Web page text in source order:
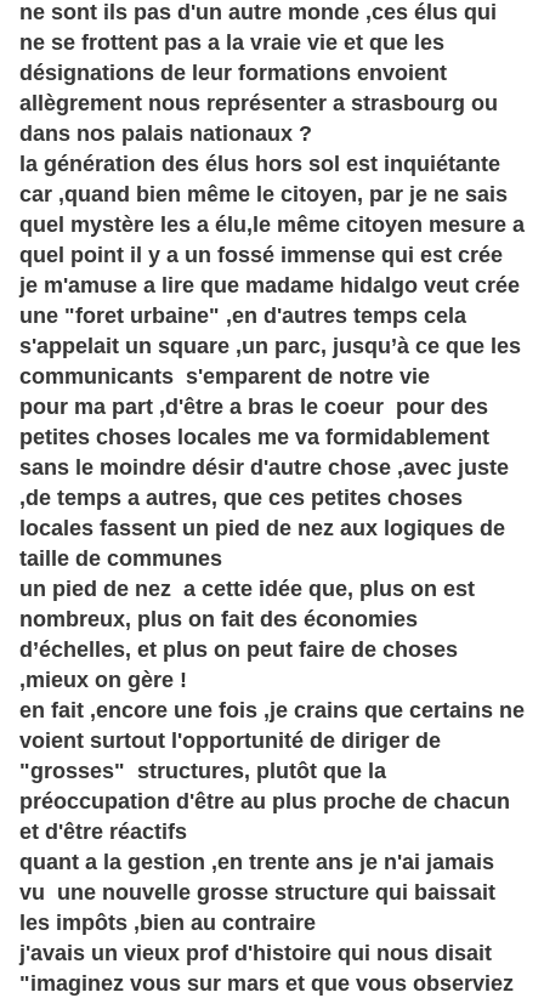
ne sont ils pas d'un autre monde ,ces élus qui
ne se frottent pas a la vraie vie et que les
désignations de leur formations envoient
allègrement nous représenter a strasbourg ou
dans nos palais nationaux ?
la génération des élus hors sol est inquiétante
car ,quand bien même le citoyen, par je ne sais
quel mystère les a élu,le même citoyen mesure a
quel point il y a un fossé immense qui est crée
je m'amuse a lire que madame hidalgo veut crée
une "foret urbaine" ,en d'autres temps cela
s'appelait un square ,un parc, jusqu’à ce que les
communicants s'emparent de notre vie
pour ma part ,d'être a bras le coeur pour des
petites choses locales me va formidablement
sans le moindre désir d'autre chose ,avec juste
,de temps a autres, que ces petites choses
locales fassent un pied de nez aux logiques de
taille de communes
un pied de nez a cette idée que, plus on est
nombreux, plus on fait des économies
d’échelles, et plus on peut faire de choses
,mieux on gère !
en fait ,encore une fois ,je crains que certains ne
voient surtout l'opportunité de diriger de
"grosses" structures, plutôt que la
préoccupation d'être au plus proche de chacun
et d'être réactifs
quant a la gestion ,en trente ans je n'ai jamais
vu une nouvelle grosse structure qui baissait
les impôts ,bien au contraire
j'avais un vieux prof d'histoire qui nous disait
"imaginez vous sur mars et que vous observiez